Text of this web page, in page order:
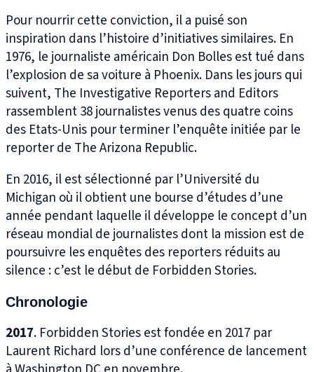
Pour nourrir cette conviction, il a puisé son
inspiration dans l’histoire d’initiatives similaires. En
1976, le journaliste américain Don Bolles est tué dans
l’explosion de sa voiture à Phoenix. Dans les jours qui
suivent, The Investigative Reporters and Editors
rassemblent 38 journalistes venus des quatre coins
des Etats-Unis pour terminer l’enquête initiée par le
reporter de The Arizona Republic.
En 2016, il est sélectionné par l’Université du
Michigan où il obtient une bourse d’études d’une
année pendant laquelle il développe le concept d’un
réseau mondial de journalistes dont la mission est de
poursuivre les enquêtes des reporters réduits au
silence : c’est le début de Forbidden Stories.
Chronologie
2017. Forbidden Stories est fondée en 2017 par
Laurent Richard lors d’une conférence de lancement